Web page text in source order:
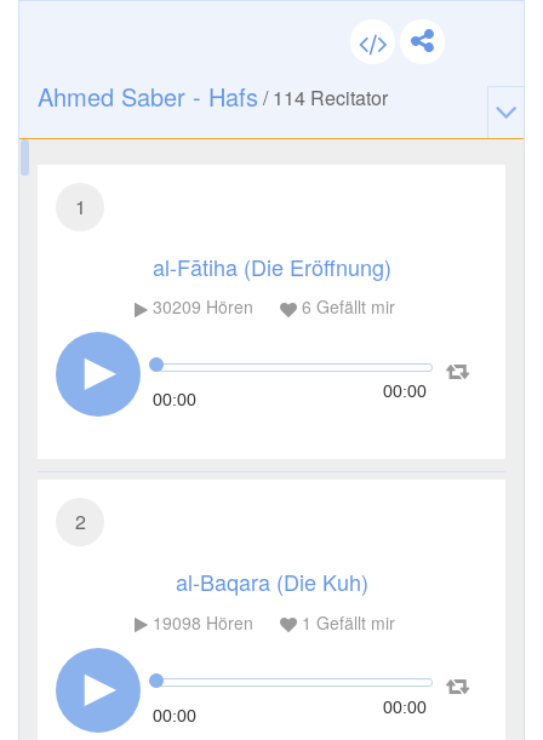
Ahmed Saber - Hafs /114 Recitator
1
al-Fātiha (Die Eröffnung)
30209 Hören 6 Gefällt mir
00:00 00:00
2
al-Baqara (Die Kuh)
19098 Hören 1 Gefällt mir
00:00 00:00